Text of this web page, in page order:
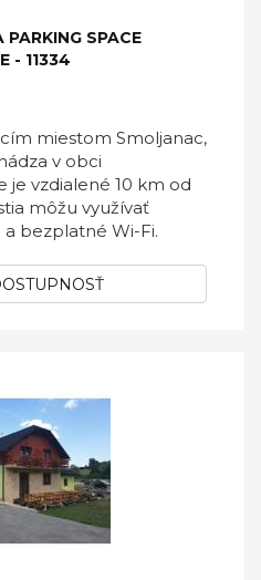
SPACE
- 11334
miestom Smoljanac,
v obci
je vzdialené 10 km od
môžu využívať
bezplatné Wi-Fi.